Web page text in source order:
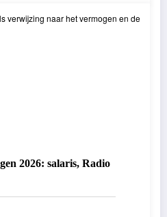
2026: salaris, Radio